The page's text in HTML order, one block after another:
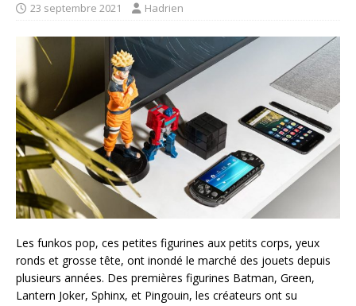
23 septembre 2021 Hadrien
Les funkos pop, ces petites figurines aux petits corps, yeux
ronds et grosse tête, ont inondé le marché des jouets depuis
plusieurs années. Des premières figurines Batman, Green,
Lantern Joker, Sphinx, et Pingouin, les créateurs ont su